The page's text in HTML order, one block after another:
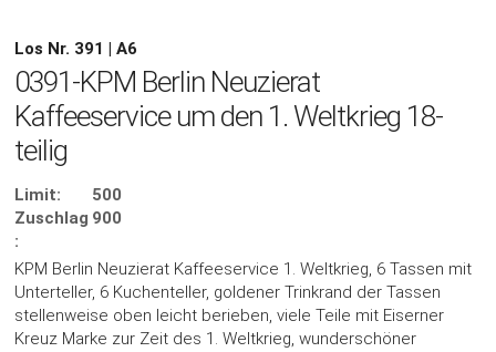
Los Nr. 391 | A6
0391-KPM Berlin Neuzierat
Kaffeeservice um den 1. Weltkrieg 18-
teilig
Limit:
500
Zuschlag
:
900
KPM Berlin Neuzierat Kaffeeservice 1. Weltkrieg, 6 Tassen mit
Unterteller, 6 Kuchenteller, goldener Trinkrand der Tassen
stellenweise oben leicht berieben, viele Teile mit Eiserner
Kreuz Marke zur Zeit des 1. Weltkrieg, wunderschöner